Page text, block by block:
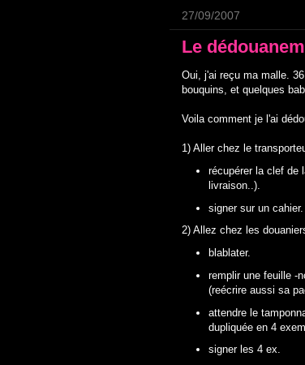
27/09/2007
Le
Oui, j'ai reçu ma malle.
bouquins, et quelques
Voila comment je l'ai
1) Aller chez le
récupérer la clef de
livraison..).
signer sur un cahier.
2) Allez chez les
blablater.
remplir une feuille -
(reécrireaussi sa
attendre le
dupliquée en 4
signer les 4 ex.